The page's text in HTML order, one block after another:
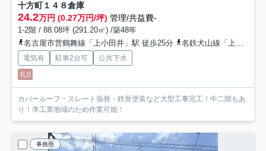
十方町１４８倉庫
24.2万円 (0.27万円/坪) 管理/共益費-
1-2階 / 88.08坪 (291.20㎡) /築48年
名古屋市営鶴舞線「上小田井」駅 徒歩25分
名鉄犬山線「上小田井」駅 徒歩26分
電気有 駐車2台可
公共下水
礼0
カバールーフ・スレート張替・鉄骨塗装など大型工事完工！中二階もあ
り！準工業地域のため作業可能！
事務所